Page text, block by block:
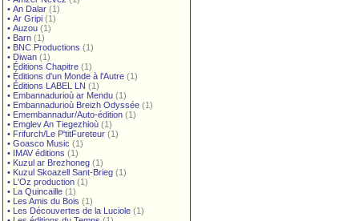
• An Dalar (1)
• Ar Gripi (1)
• Auzou (1)
• Barn (1)
• BNC Productions (1)
• Diwan (1)
• Éditions Chapitre (1)
• Éditions d'un Monde à l'Autre (1)
• Éditions LABEL LN (1)
• Embannadurioù ar Mendu (1)
• Embannadurioù Breizh Odyssée (1)
• Emembannadur/Auto-édition (1)
• Emglev An Tiegezhioù (1)
• Frifurch/Le P'titFureteur (1)
• Goasco Music (1)
• IMAV éditions (1)
• Kuzul ar Brezhoneg (1)
• Kuzul Skoazell Sant-Brieg (1)
• L'Oz production (1)
• La Quincaille (1)
• Les Amis du Bois (1)
• Les Découvertes de la Luciole (1)